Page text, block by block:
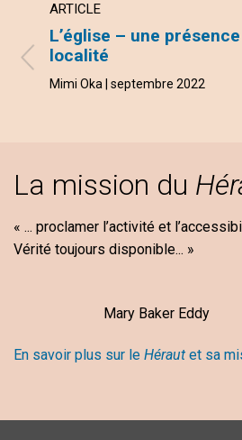
ARTICLE
L’église – une
localité
Mimi Oka | septembre 2022
La mission du
« ... proclamer l’activité et
Vérité toujours disponible... »
Mary Baker Eddy
En savoir plus sur le Héraut et sa